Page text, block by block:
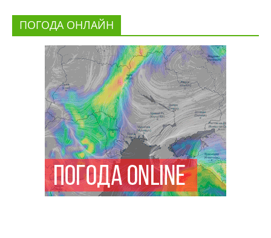
ПОГОДА ОНЛАЙН